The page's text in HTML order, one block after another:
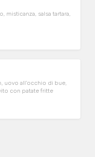
misticanza, salsa tartara,
uovo all’occhio di bue,
con patate fritte